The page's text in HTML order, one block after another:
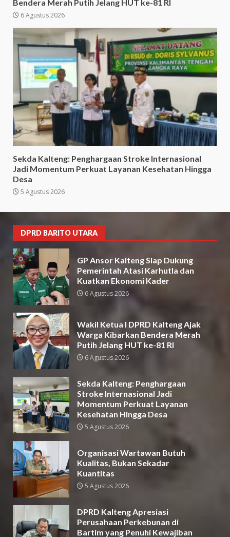
Bendera Merah Putih Jelang HUT ke-81 RI
6 Agustus 2026
Sekda Kalteng: Penghargaan Stroke Internasional
Jadi Momentum Perkuat Layanan Kesehatan Hingga
Desa
5 Agustus 2026
DPRD BARITO UTARA
GP Ansor Kalteng Siap Dukung
Pemerintah Atasi Karhutla dan
Kuatkan Ekonomi Kader
6 Agustus 2026
Wakil Ketua I DPRD Kalteng Ajak
Warga Kibarkan Bendera Merah
Putih Jelang HUT ke-81 RI
6 Agustus 2026
Sekda Kalteng: Penghargaan
Stroke Internasional Jadi
Momentum Perkuat Layanan
Kesehatan Hingga Desa
5 Agustus 2026
Organisasi Wartawan Butuh
Kualitas, Bukan Sekadar
Kuantitas
5 Agustus 2026
DPRD Kalteng Apresiasi
Perusahaan Perkebunan di
Bartim yang Penuhi Kewajiban